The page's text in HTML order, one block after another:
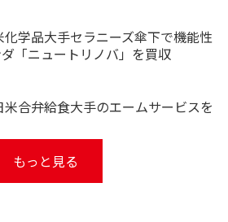
学品大手セラニーズ傘下で機能性
「ニュートリノバ」を買収
合弁給食大手のエームサービスを
もっと見る